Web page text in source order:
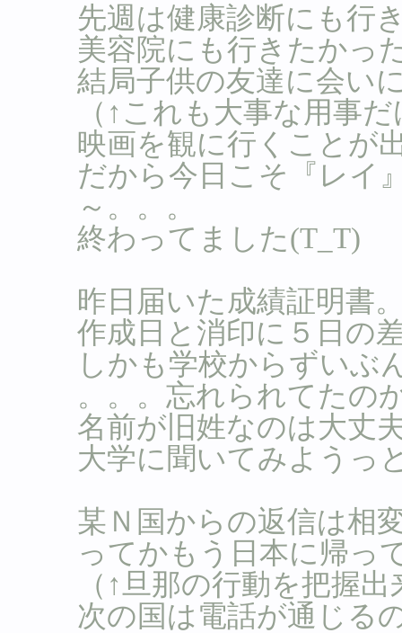
先週は健康診断にも行
美容院にも行きたかっ
結局子供の友達に会い
（↑これも大事な用事
映画を観に行くことが
だから今日こそ『レイ
～。。。
終わってました(T_T)
昨日届いた成績証明書
作成日と消印に５日の
しかも学校からずいぶ
。。。忘れられてたの
名前が旧姓なのは大丈
大学に聞いてみようっ
某Ｎ国からの返信は相
ってかもう日本に帰っ
（↑旦那の行動を把握
次の国は電話が通じる